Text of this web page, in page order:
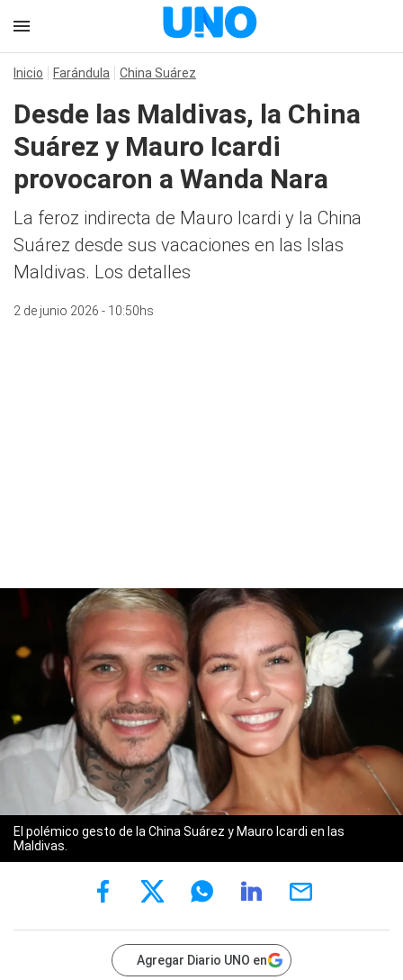
Inicio Farándula China Suárez
Desde las Maldivas, la China
Suárez y Mauro Icardi
provocaron a Wanda Nara
La feroz indirecta de Mauro Icardi y la China
Suárez desde sus vacaciones en las Islas
Maldivas. Los detalles
2 de junio 2026 - 10:50hs
El polémico gesto de la China Suárez y Mauro Icardi en las
Maldivas.
Agregar Diario UNO en